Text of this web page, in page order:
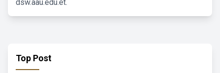
dsw.aau.edu.et.
Top Post